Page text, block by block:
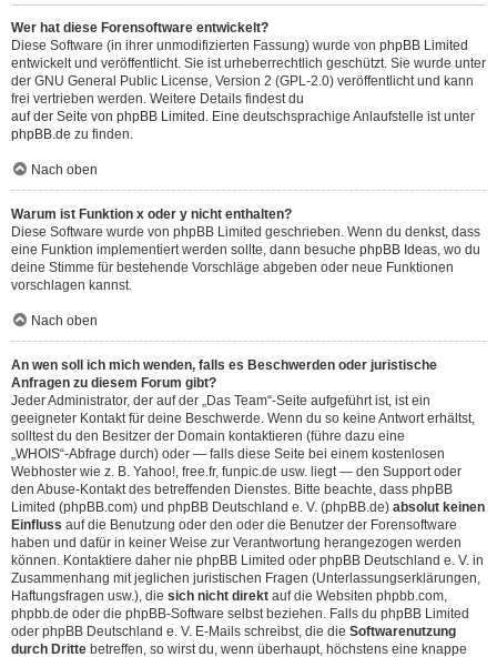
Wer hat diese Forensoftware entwickelt?
Diese Software (in ihrer unmodifizierten Fassung) wurde von phpBB Limited
entwickelt und veröffentlicht. Sie ist urheberrechtlich geschützt. Sie wurde unter
der GNU General Public License, Version 2 (GPL-2.0) veröffentlicht und kann
frei vertrieben werden. Weitere Details findest du
auf der Seite von phpBB Limited . Eine deutschsprachige Anlaufstelle ist unter
phpBB.de zu finden.
Nach oben
Warum ist Funktion x oder y nicht enthalten?
Diese Software wurde von phpBB Limited geschrieben. Wenn du denkst, dass
eine Funktion implementiert werden sollte, dann besuche phpBB Ideas, wo du
deine Stimme für bestehende Vorschläge abgeben oder neue Funktionen
vorschlagen kannst.
Nach oben
An wen soll ich mich wenden, falls es Beschwerden oder juristische
Anfragen zu diesem Forum gibt?
Jeder Administrator, der auf der „Das Team“-Seite aufgeführt ist, ist ein
geeigneter Kontakt für deine Beschwerde. Wenn du so keine Antwort erhältst,
solltest du den Besitzer der Domain kontaktieren (führe dazu eine
„WHOIS“-Abfrage durch) oder — falls diese Seite bei einem kostenlosen
Webhoster wie z. B. Yahoo!, free.fr, funpic.de usw. liegt — den Support oder
den Abuse-Kontakt des betreffenden Dienstes. Bitte beachte, dass phpBB
Limited (phpBB.com) und phpBB Deutschland e. V. (phpBB.de) absolut keinen
Einfluss auf die Benutzung oder den oder die Benutzer der Forensoftware
haben und dafür in keiner Weise zur Verantwortung herangezogen werden
können. Kontaktiere daher nie phpBB Limited oder phpBB Deutschland e. V. in
Zusammenhang mit jeglichen juristischen Fragen (Unterlassungserklärungen,
Haftungsfragen usw.), die sich nicht direkt auf die Websiten phpbb.com,
phpbb.de oder die phpBB-Software selbst beziehen. Falls du phpBB Limited
oder phpBB Deutschland e. V. E-Mails schreibst, die die Softwarenutzung
durch Dritte betreffen, so wirst du, wenn überhaupt, höchstens eine knappe